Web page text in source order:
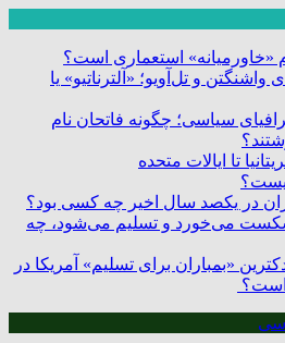
«خاورمیانه» استعماری است؟
و تل‌آویو؛ «آلترناتیو» یا
سیاسی؛ چگونه فاتحان نام
تا ایالات متحده
در یکصد سال اخیر چه کسی بود؟
می‌خورد و تسلیم می‌شود، چه
«بمباران برای تسلیم» آمریکا در
است؟